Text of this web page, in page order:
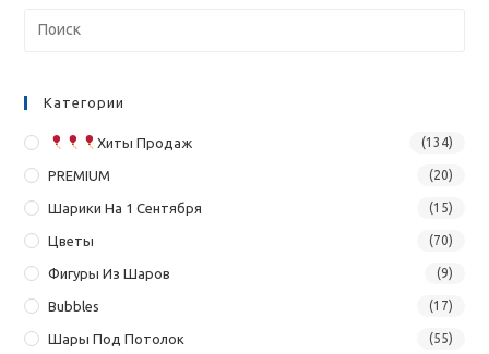
Категории
Хиты Продаж (134)
PREMIUM (20)
Шарики На 1 Сентября (15)
Цветы (70)
Фигуры Из Шаров (9)
Bubbles (17)
Шары Под Потолок (55)